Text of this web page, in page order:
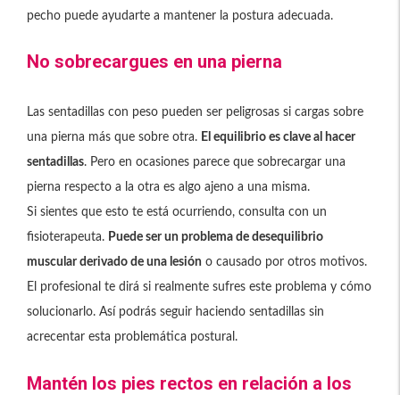
pecho puede ayudarte a mantener la postura adecuada.
No sobrecargues en una pierna
Las sentadillas con peso pueden ser peligrosas si cargas sobre
una pierna más que sobre otra. El equilibrio es clave al hacer
sentadillas. Pero en ocasiones parece que sobrecargar una
pierna respecto a la otra es algo ajeno a una misma.
Si sientes que esto te está ocurriendo, consulta con un
fisioterapeuta. Puede ser un problema de desequilibrio
muscular derivado de una lesión o causado por otros motivos.
El profesional te dirá si realmente sufres este problema y cómo
solucionarlo. Así podrás seguir haciendo sentadillas sin
acrecentar esta problemática postural.
Mantén los pies rectos en relación a los